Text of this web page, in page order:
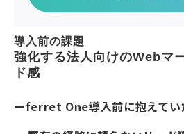
導入前の課題
強化する法人向けのWebマ
ド感
ーferret One導入前に抱えてい